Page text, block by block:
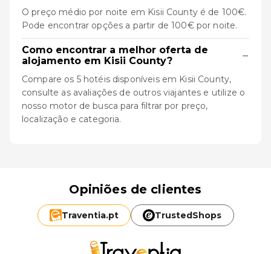
O preço médio por noite em Kisii County é de 100€.
Pode encontrar opções a partir de 100€ por noite.
Como encontrar a melhor oferta de
alojamento em Kisii County?
−
Compare os 5 hotéis disponíveis em Kisii County,
consulte as avaliações de outros viajantes e utilize o
nosso motor de busca para filtrar por preço,
localização e categoria.
Opiniões de clientes
Traventia.pt TrustedShops